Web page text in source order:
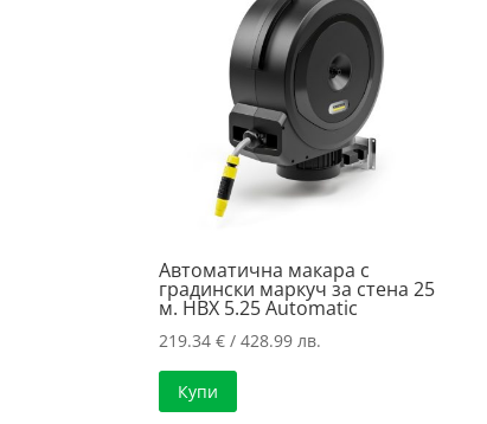
Автоматична макара с
градински маркуч за стена 25
м. HBX 5.25 Automatic
219.34€ / 428.99 лв.
Купи